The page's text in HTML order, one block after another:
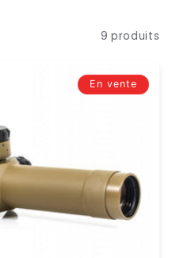
9 produits
En vente